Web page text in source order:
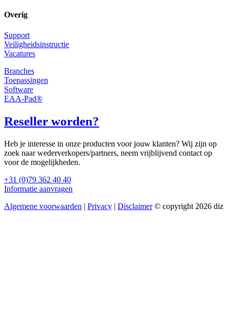
Overig
Support
Veiligheidsinstructie
Vacatures
Branches
Toepassingen
Software
EAA-Pad®
Reseller worden?
Heb je interesse in onze producten voor jouw klanten? Wij zijn op
zoek naar wederverkopers/partners, neem vrijblijvend contact op
voor de mogelijkheden.
+31 (0)79 362 40 40
Informatie aanvragen
Algemene voorwaarden | Privacy | Disclaimer© copyright 2026 diz